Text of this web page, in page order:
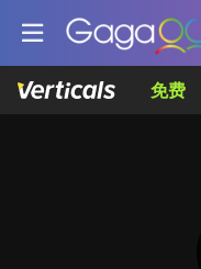
免费